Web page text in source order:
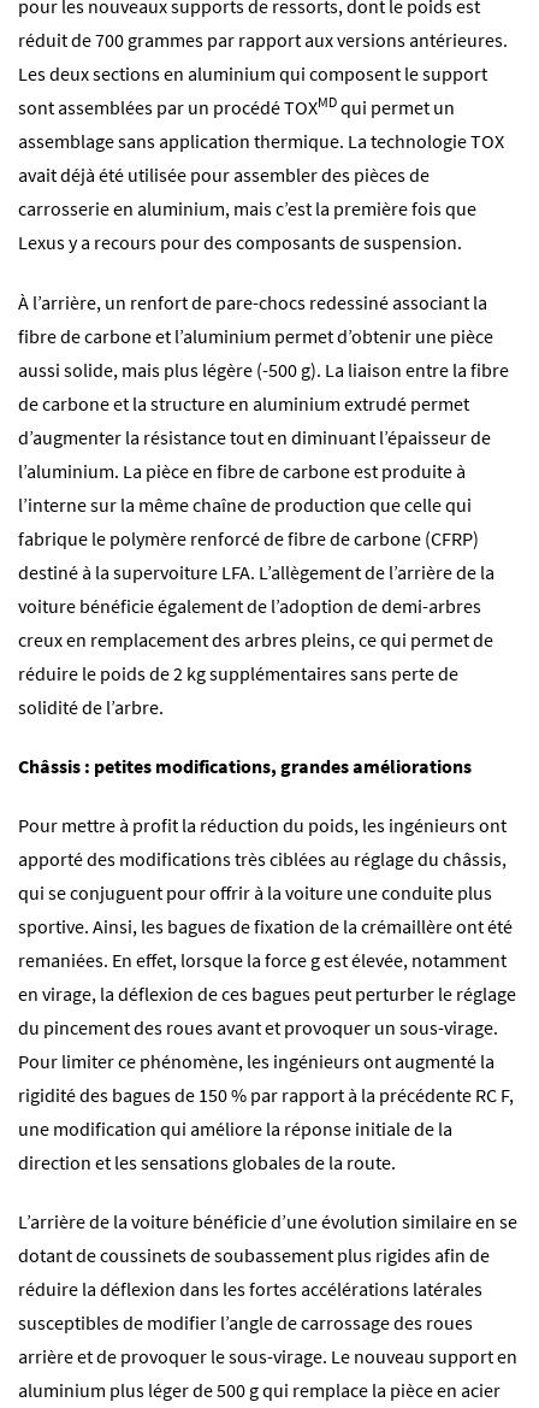
pour les nouveaux supports de ressorts, dont le poids est
réduit de 700 grammes par rapport aux versions antérieures.
Les deux sections en aluminium qui composent le support
sont assemblées par un procédé TOXMD qui permet un
assemblage sans application thermique. La technologie TOX
avait déjà été utilisée pour assembler des pièces de
carrosserie en aluminium, mais c’est la première fois que
Lexus y a recours pour des composants de suspension.
À l’arrière, un renfort de pare-chocs redessiné associant la
fibre de carbone et l’aluminium permet d’obtenir une pièce
aussi solide, mais plus légère (-500 g). La liaison entre la fibre
de carbone et la structure en aluminium extrudé permet
d’augmenter la résistance tout en diminuant l’épaisseur de
l’aluminium. La pièce en fibre de carbone est produite à
l’interne sur la même chaîne de production que celle qui
fabrique le polymère renforcé de fibre de carbone (CFRP)
destiné à la supervoiture LFA. L’allègement de l’arrière de la
voiture bénéficie également de l’adoption de demi-arbres
creux en remplacement des arbres pleins, ce qui permet de
réduire le poids de 2 kg supplémentaires sans perte de
solidité de l’arbre.
Châssis : petites modifications, grandes améliorations
Pour mettre à profit la réduction du poids, les ingénieurs ont
apporté des modifications très ciblées au réglage du châssis,
qui se conjuguent pour offrir à la voiture une conduite plus
sportive. Ainsi, les bagues de fixation de la crémaillère ont été
remaniées. En effet, lorsque la force g est élevée, notamment
en virage, la déflexion de ces bagues peut perturber le réglage
du pincement des roues avant et provoquer un sous-virage.
Pour limiter ce phénomène, les ingénieurs ont augmenté la
rigidité des bagues de 150 % par rapport à la précédente RC F,
une modification qui améliore la réponse initiale de la
direction et les sensations globales de la route.
L’arrière de la voiture bénéficie d’une évolution similaire en se
dotant de coussinets de soubassement plus rigides afin de
réduire la déflexion dans les fortes accélérations latérales
susceptibles de modifier l’angle de carrossage des roues
arrière et de provoquer le sous-virage. Le nouveau support en
aluminium plus léger de 500 g qui remplace la pièce en acier